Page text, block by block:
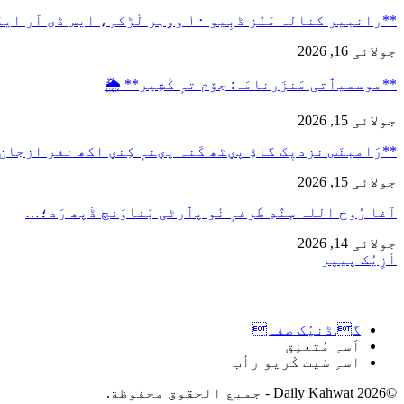
**رانبیر کنالہ مَنٛز ڈبِیو ۱۰ وۄہر لٔڑکہِ، ایس ڈی آر ایفَن…
جولائی 16, 2026
**موسمیٲتی مَنزَرنامَہ: جۆم تہٕ کٔشِیر** 🌦️
جولائی 15, 2026
**رَامبنَس نزدیٖک گاڈِ پؠٹھ کَنہ پؠنہٕ کِنؠ اکھ نفر
جولائی 15, 2026
آغا رُوح اللہ سٕنٛدِ طَرفہٕ نٔو پٲرٹی بَناوَنچ ڈَپھ رَد؛…
جولائی 14, 2026
أزِیُک پیپر
گ.ڈنیُک صفہ
اَسہِ مُتعلِق
اسہِ سْیت کْریو رأب
©2026 Daily Kahwat - جميع الحقوق محفوظة.